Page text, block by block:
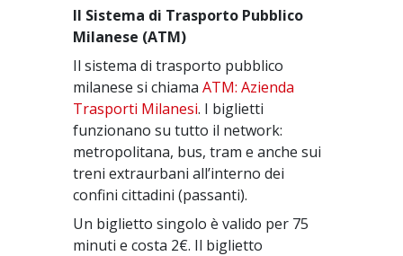
Il Sistema di Trasporto Pubblico
Milanese (ATM)
Il sistema di trasporto pubblico
milanese si chiamaATM: Azienda
Trasporti Milanesi. I biglietti
funzionano su tutto il network:
metropolitana, bus, tram e anche sui
treni extraurbani all’interno dei
confini cittadini (passanti).
Un biglietto singolo è valido per 75
minuti e costa 2€. Il biglietto